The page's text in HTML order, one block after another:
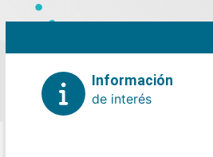
Información
de interés